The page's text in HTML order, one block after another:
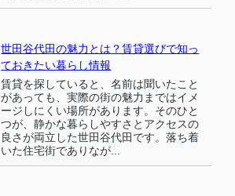
世田谷代田の魅力とは？賃貸選びで知っ
ておきたい暮らし情報
賃貸を探していると、名前は聞いたこと
があっても、実際の街の魅力まではイメ
ージしにくい場所があります。そのひと
つが、静かな暮らしやすさとアクセスの
良さが両立した世田谷代田です。落ち着
いた住宅街でありなが...